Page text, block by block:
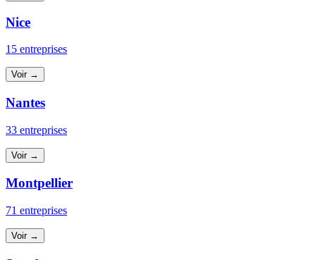
Nice
15 entreprises
Voir →
Nantes
33 entreprises
Voir →
Montpellier
71 entreprises
Voir →